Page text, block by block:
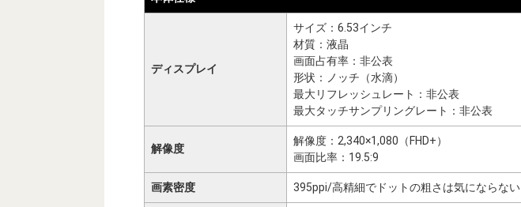
ディスプレイ
サイズ：6.53インチ
材質：液晶
画面占有率：非公表
形状：ノッチ（水滴）
最大リフレッシュレート：非公表
最大タッチサンプリングレート：非公表
解像度
解像度：2,340×1,080（FHD+）
画面比率：19.5:9
画素密度 395ppi/高精細でドットの粗さは気にならない